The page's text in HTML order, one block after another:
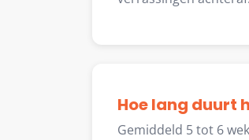
Hoe lang duurt
Gemiddeld 5 tot 6